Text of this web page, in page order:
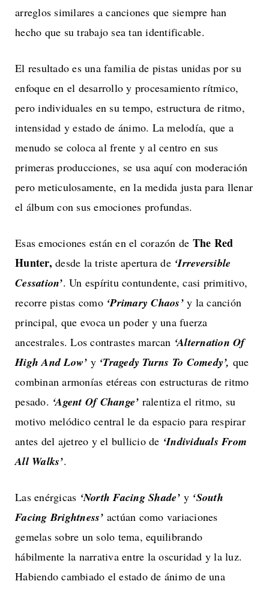
arreglos similares a canciones que siempre han
hecho que su trabajo sea tan identificable.
El resultado es una familia de pistas unidas por su
enfoque en el desarrollo y procesamiento rítmico,
pero individuales en su tempo, estructura de ritmo,
intensidad y estado de ánimo. La melodía, que a
menudo se coloca al frente y al centro en sus
primeras producciones, se usa aquí con moderación
pero meticulosamente, en la medida justa para llenar
el álbum con sus emociones profundas.
Esas emociones están en el corazón de The Red
Hunter, desde la triste apertura de ‘Irreversible
Cessation’. Un espíritu contundente, casi primitivo,
recorre pistas como ‘Primary Chaos’y la canción
principal, que evoca un poder y una fuerza
ancestrales. Los contrastes marcan ‘Alternation Of
High And Low’ y ‘Tragedy Turns To Comedy’, que
combinan armonías etéreas con estructuras de ritmo
pesado. ‘Agent Of Change’ ralentiza el ritmo, su
motivo melódico central le da espacio para respirar
antes del ajetreo y el bullicio de ‘Individuals From
All Walks’.
Las enérgicas ‘North Facing Shade’ y ‘South
Facing Brightness’ actúan como variaciones
gemelas sobre un solo tema, equilibrando
hábilmente la narrativa entre la oscuridad y la luz.
Habiendo cambiado el estado de ánimo de una